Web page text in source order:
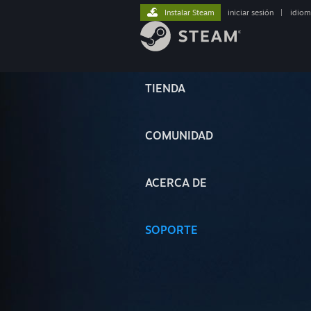
TIENDA
COMUNIDAD
ACERCA DE
SOPORTE
Instalar Steam iniciar sesión